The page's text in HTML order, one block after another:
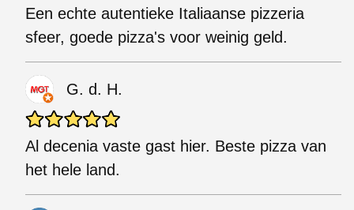
Een echte autentieke Italiaanse pizzeria
sfeer, goede pizza's voor weinig geld.
G. d. H.
Al decenia vaste gast hier. Beste pizza van
het hele land.